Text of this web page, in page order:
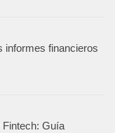
informes financieros
Guía